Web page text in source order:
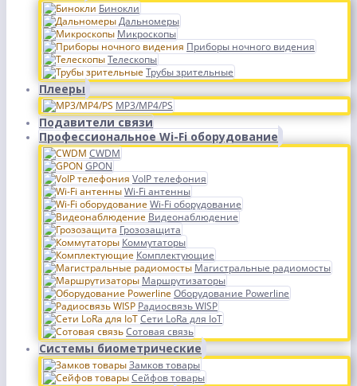
Бинокли
Дальномеры
Микроскопы
Приборы ночного видения
Телескопы
Трубы зрительные
Плееры
MP3/MP4/PS
Подавители связи
Профессиональное Wi-Fi оборудование
CWDM
GPON
VoIP телефония
Wi-Fi антенны
Wi-Fi оборудование
Видеонаблюдение
Грозозащита
Коммутаторы
Комплектующие
Магистральные радиомосты
Маршрутизаторы
Оборудование Powerline
Радиосвязь WISP
Сети LoRa для IoT
Сотовая связь
Системы биометрические
Замков товары
Сейфов товары